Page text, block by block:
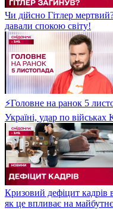
Чи дійсно Гітлер
давали спокою світу!
⚡Головне на ранок 5
Україні, удар по
Кризовий дефіцит кадрів
як це впливає на